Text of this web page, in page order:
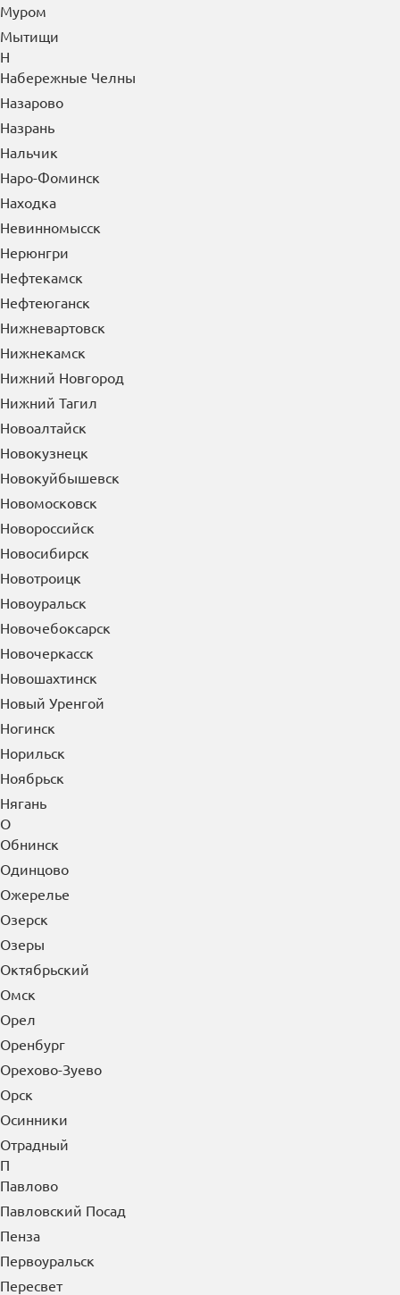
Муром
Мытищи
Н
Набережные Челны
Назарово
Назрань
Нальчик
Наро-Фоминск
Находка
Невинномысск
Нерюнгри
Нефтекамск
Нефтеюганск
Нижневартовск
Нижнекамск
Нижний Новгород
Нижний Тагил
Новоалтайск
Новокузнецк
Новокуйбышевск
Новомосковск
Новороссийск
Новосибирск
Новотроицк
Новоуральск
Новочебоксарск
Новочеркасск
Новошахтинск
Новый Уренгой
Ногинск
Норильск
Ноябрьск
Нягань
О
Обнинск
Одинцово
Ожерелье
Озерск
Озеры
Октябрьский
Омск
Орел
Оренбург
Орехово-Зуево
Орск
Осинники
Отрадный
П
Павлово
Павловский Посад
Пенза
Первоуральск
Пересвет